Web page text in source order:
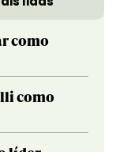
como
como